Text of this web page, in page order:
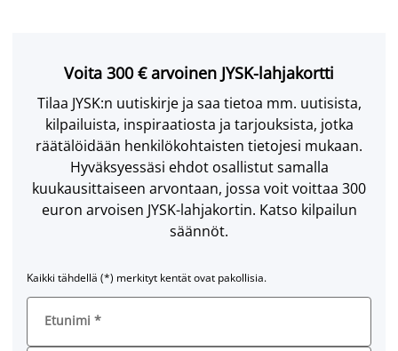
Voita 300 € arvoinen JYSK-lahjakortti
Tilaa JYSK:n uutiskirje ja saa tietoa mm. uutisista,
kilpailuista, inspiraatiosta ja tarjouksista, jotka
räätälöidään henkilökohtaisten tietojesi mukaan.
Hyväksyessäsi ehdot osallistut samalla
kuukausittaiseen arvontaan, jossa voit voittaa 300
euron arvoisen JYSK-lahjakortin. Katso kilpailun
säännöt.
Kaikki tähdellä (*) merkityt kentät ovat pakollisia.
Etunimi *